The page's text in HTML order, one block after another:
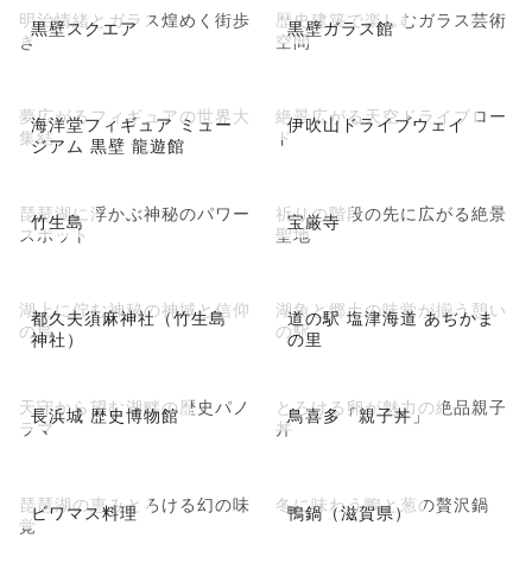
黒壁スクエア
明治情緒とガラス煌めく街歩
き
黒壁ガラス館
歴史建築で楽しむガラス芸術
空間
海洋堂フィギュア ミュー
ジアム 黒壁 龍遊館
夢広がるフィギュアの世界大
集結
伊吹山ドライブウェイ
絶景広がる天空ドライブロー
ド
竹生島
琵琶湖に浮かぶ神秘のパワー
スポット
宝厳寺
祈りの階段の先に広がる絶景
聖地
都久夫須麻神社（竹生島
神社）
湖上に佇む神秘の神域と信仰
の島
道の駅 塩津海道 あぢかま
の里
湖魚と郷土の味覚が揃う憩い
の駅
長浜城 歴史博物館
天守から望む湖畔の歴史パノ
ラマ
鳥喜多「親子丼」
とろける卵が魅力の絶品親子
丼
ビワマス料理
琵琶湖の恵みとろける幻の味
覚
鴨鍋（滋賀県）
冬に味わう鴨と葱の贅沢鍋